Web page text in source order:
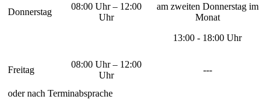
Donnerstag
08:00 Uhr – 12:00
Uhr
am zweiten Donnerstag im
Monat
13:00 - 18:00 Uhr
Freitag
08:00 Uhr – 12:00
Uhr
---
oder nach Terminabsprache